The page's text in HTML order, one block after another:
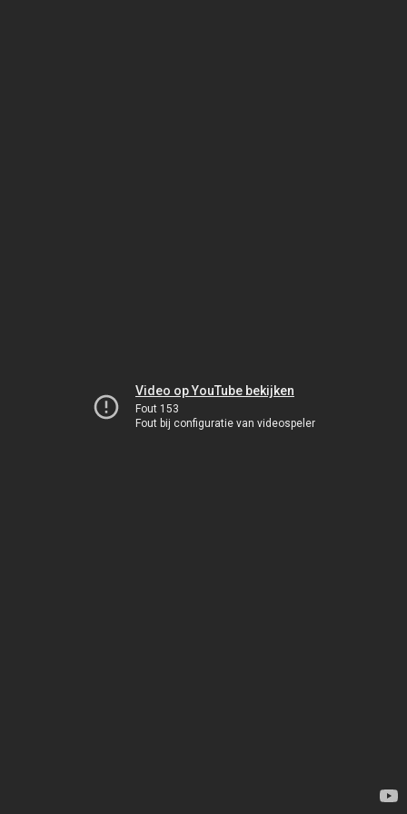
Video op YouTube bekijken
Fout 153
Fout bij configuratie van videospeler